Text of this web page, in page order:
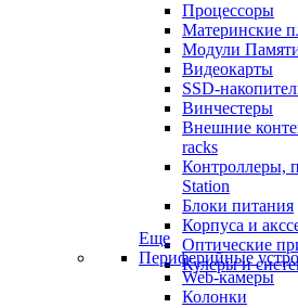
Процессоры
Материнские
Модули
Видеокарты
SSD-
Винчестеры
Внешние
racks
Контроллеры,
Station
Блоки питания
Корпуса и
Оптические
Кулеры и
Еще
Периферийные
Web-камеры
Колонки